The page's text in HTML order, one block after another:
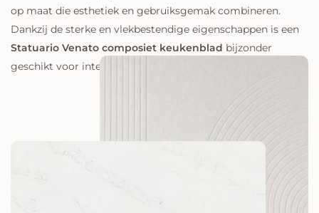
op maat die esthetiek en gebruiksgemak combineren.
Dankzij de sterke en vlekbestendige eigenschappen is een
Statuario Venato composiet keukenblad bijzonder
geschikt voor intensief dagelijks gebruik.